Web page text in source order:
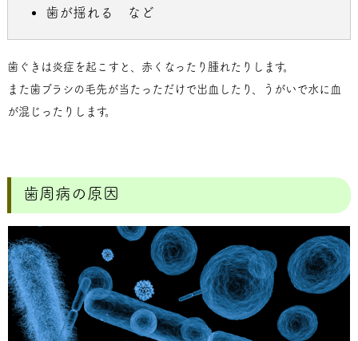
歯が揺れる など
歯ぐきは炎症を起こすと、赤くなったり腫れたりします。
また歯ブラシの毛先が当たっただけで出血したり、うがいで水に血
が混じったりします。
歯周病の原因